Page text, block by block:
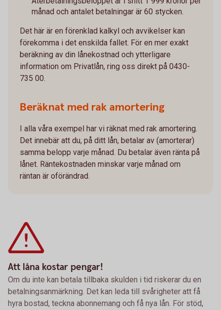
månad och antalet betalningar är 60 stycken.
Det här är en förenklad kalkyl och avvikelser kan
förekomma i det enskilda fallet. För en mer exakt
beräkning av din lånekostnad och ytterligare
information om Privatlån, ring oss direkt på 0430-
735 00.
Beräknat med rak amortering
I alla våra exempel har vi räknat med rak amortering.
Det innebär att du, på ditt lån, betalar av (amorterar)
samma belopp varje månad. Du betalar även ränta på
lånet. Räntekostnaden minskar varje månad om
räntan är oförändrad.
Att låna kostar pengar!
Om du inte kan betala tillbaka skulden i tid riskerar du en
betalningsanmärkning. Det kan leda till svårigheter att få
hyra bostad, teckna abonnemang och få nya lån. För stöd,